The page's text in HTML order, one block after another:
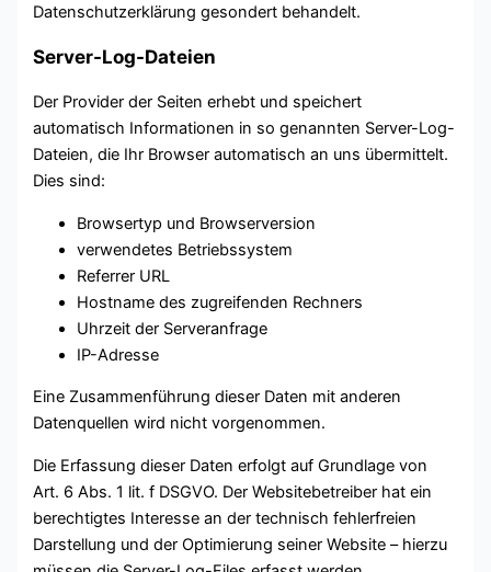
Datenschutzerklärung gesondert behandelt.
Server-Log-Dateien
Der Provider der Seiten erhebt und speichert
automatisch Informationen in so genannten Server-Log-
Dateien, die Ihr Browser automatisch an uns übermittelt.
Dies sind:
Browsertyp und Browserversion
verwendetes Betriebssystem
Referrer URL
Hostname des zugreifenden Rechners
Uhrzeit der Serveranfrage
IP-Adresse
Eine Zusammenführung dieser Daten mit anderen
Datenquellen wird nicht vorgenommen.
Die Erfassung dieser Daten erfolgt auf Grundlage von
Art. 6 Abs. 1 lit. f DSGVO. Der Websitebetreiber hat ein
berechtigtes Interesse an der technisch fehlerfreien
Darstellung und der Optimierung seiner Website – hierzu